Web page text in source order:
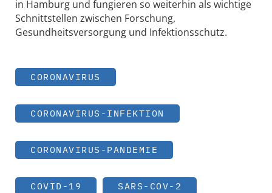
in Hamburg und fungieren so weiterhin als wichtige
Schnittstellen zwischen Forschung,
Gesundheitsversorgung und Infektionsschutz.
CORONAVIRUS
CORONAVIRUS-INFEKTION
CORONAVIRUS-PANDEMIE
COVID-19 SARS-COV-2